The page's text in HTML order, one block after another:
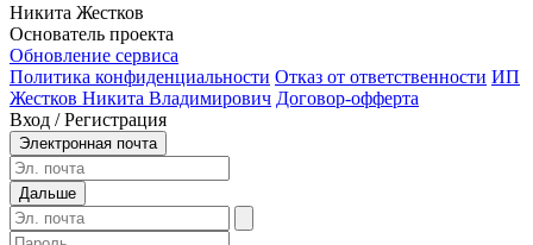
Никита Жестков
Основатель проекта
Обновление сервиса
Политика конфиденциальности Отказ от ответственности ИП
Жестков Никита Владимирович Договор-офферта
Вход / Регистрация
Электронная почта
Дальше